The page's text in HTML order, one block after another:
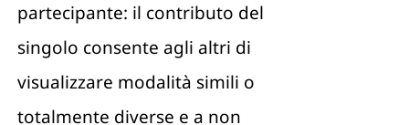
partecipante: il contributo del
singolo consente agli altri di
visualizzare modalità simili o
totalmente diverse e a non